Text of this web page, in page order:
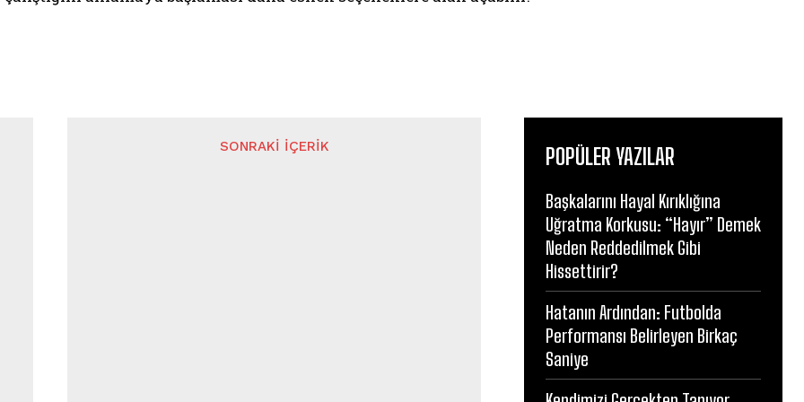
SONRAKI İÇERIK POPÜLER YAZILAR
Başkalarını Hayal Kırıklığına
Uğratma Korkusu: “Hayır” Demek
Neden Reddedilmek Gibi
Hissettirir?
Hatanın Ardından: Futbolda
Performansı Belirleyen Birkaç
Saniye